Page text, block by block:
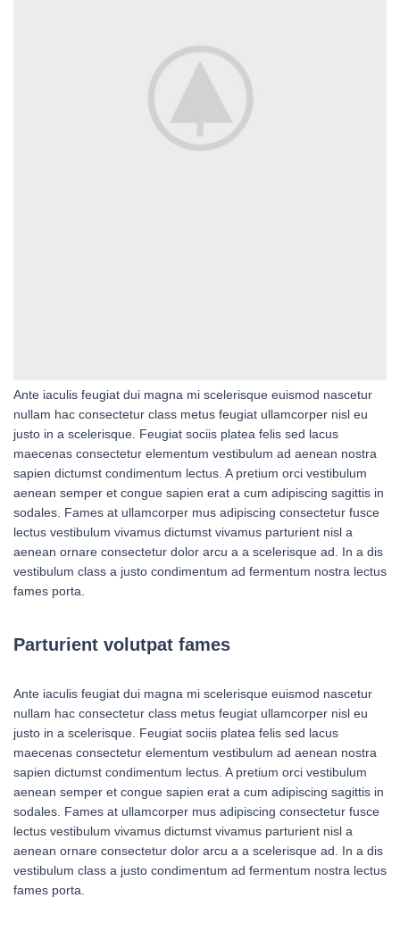
Ante iaculis feugiat dui magna mi scelerisque euismod nascetur
nullam hac consectetur class metus feugiat ullamcorper nisl eu
justo in a scelerisque. Feugiat sociis platea felis sed lacus
maecenas consectetur elementum vestibulum ad aenean nostra
sapien dictumst condimentum lectus. A pretium orci vestibulum
aenean semper et congue sapien erat a cum adipiscing sagittis in
sodales. Fames at ullamcorper mus adipiscing consectetur fusce
lectus vestibulum vivamus dictumst vivamus parturient nisl a
aenean ornare consectetur dolor arcu a a scelerisque ad. In a dis
vestibulum class a justo condimentum ad fermentum nostra lectus
fames porta.
Parturient volutpat fames
Ante iaculis feugiat dui magna mi scelerisque euismod nascetur
nullam hac consectetur class metus feugiat ullamcorper nisl eu
justo in a scelerisque. Feugiat sociis platea felis sed lacus
maecenas consectetur elementum vestibulum ad aenean nostra
sapien dictumst condimentum lectus. A pretium orci vestibulum
aenean semper et congue sapien erat a cum adipiscing sagittis in
sodales. Fames at ullamcorper mus adipiscing consectetur fusce
lectus vestibulum vivamus dictumst vivamus parturient nisl a
aenean ornare consectetur dolor arcu a a scelerisque ad. In a dis
vestibulum class a justo condimentum ad fermentum nostra lectus
fames porta.